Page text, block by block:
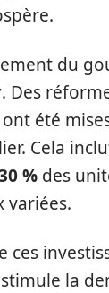
du
. Des
été
Cela
% des
variées.
la